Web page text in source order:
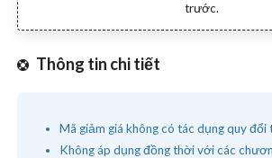
trước.
Thông tin chi tiết
Mã giảm giá không có tác dụng quy đổi
Không áp dụng đồng thời với các